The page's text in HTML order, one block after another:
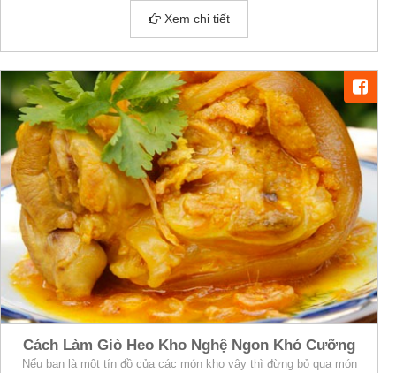
Xem chi tiết
Cách Làm Giò Heo Kho Nghệ Ngon Khó Cưỡng
Nếu bạn là một tín đồ của các món kho vậy thì đừng bỏ qua món